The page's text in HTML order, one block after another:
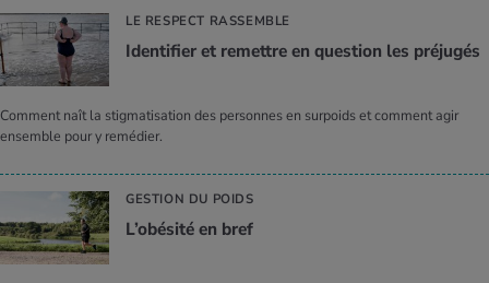
LE RESPECT RASSEMBLE
Iden­ti­fier et remettre en ques­tion les pré­ju­gés
Comment naît la stigmatisation des personnes en surpoids et comment agir
ensemble pour y remédier.
GESTION DU POIDS
L’obé­sité en bref